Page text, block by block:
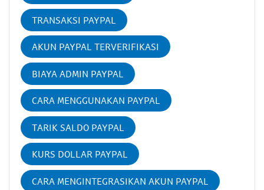
TRANSAKSI PAYPAL
AKUN PAYPAL TERVERIFIKASI
BIAYA ADMIN PAYPAL
CARA MENGGUNAKAN PAYPAL
TARIK SALDO PAYPAL
KURS DOLLAR PAYPAL
CARA MENGINTEGRASIKAN AKUN PAYPAL